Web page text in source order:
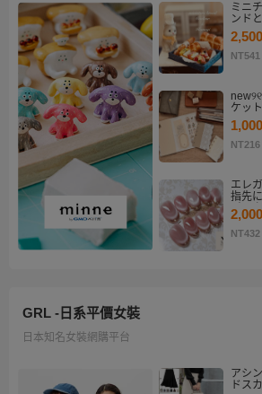
ミニ
ンド
NT541
ケッ
NT216
エレ
指先
ピン
トネ
【ネ
NT432
GRL -日系平價女裝
日本知名女裝網購平台
アシ
ドス